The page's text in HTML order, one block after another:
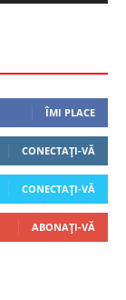
ÎMI PLACE
CONECTAȚI-VĂ
CONECTAȚI-VĂ
ABONAȚI-VĂ